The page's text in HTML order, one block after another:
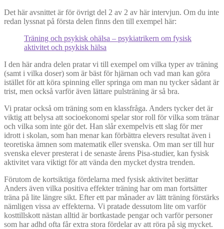
Det här avsnittet är för övrigt del 2 av 2 av här intervjun. Om du inte
redan lyssnat på första delen finns den till exempel här:
Träning och psykisk ohälsa – psykiatrikern om fysisk
aktivitet och psykisk hälsa
I den här andra delen pratar vi till exempel om vilka typer av träning
(samt i vilka doser) som är bäst för hjärnan och vad man kan göra
istället för att köra spinning eller springa om man nu tycker sådant är
trist, men också varför även lättare pulsträning är så bra.
Vi pratar också om träning som en klassfråga. Anders tycker det är
viktig att belysa att socioekonomi spelar stor roll för vilka som tränar
och vilka som inte gör det. Han slår exempelvis ett slag för mer
idrott i skolan, som han menar kan förbättra elevers resultat även i
teoretiska ämnen som matematik eller svenska. Om man ser till hur
svenska elever presterat i de senaste årens Pisa-studier, kan fysisk
aktivitet vara viktigt för att vända den mycket dystra trenden.
Förutom de kortsiktiga fördelarna med fysisk aktivitet berättar
Anders även vilka positiva effekter träning har om man fortsätter
träna på lite längre sikt. Efter ett par månader av lätt träning förstärks
nämligen vissa av effekterna. Vi pratade dessutom lite om varför
kosttillskott nästan alltid är bortkastade pengar och varför personer
som har adhd ofta får extra stora fördelar av att röra på sig mycket.